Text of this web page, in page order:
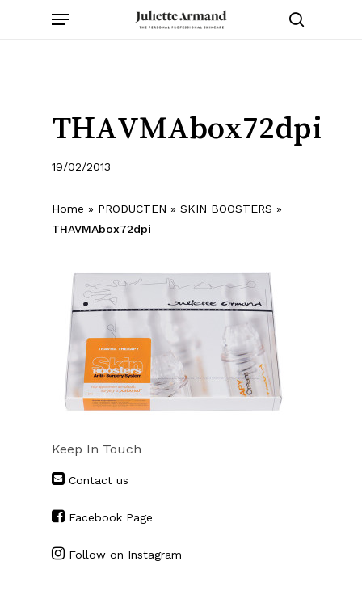
Menu
THAVMAbox72dpi
19/02/2013
Home » PRODUCTEN » SKIN BOOSTERS »
THAVMAbox72dpi
Keep In Touch
Contact us
Facebook Page
Follow on Instagram